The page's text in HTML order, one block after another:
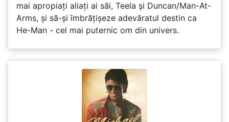
mai apropiați aliați ai săi, Teela și Duncan/Man-At-
Arms, și să-și îmbrățișeze adevăratul destin ca
He-Man - cel mai puternic om din univers.